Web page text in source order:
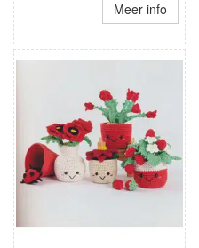
Meer info